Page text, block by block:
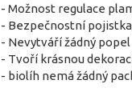
- Možnost regulace
- Bezpečnostní
- Nevytváří žádný popel
- Tvoří krásnou
- biolíh nemá žádný